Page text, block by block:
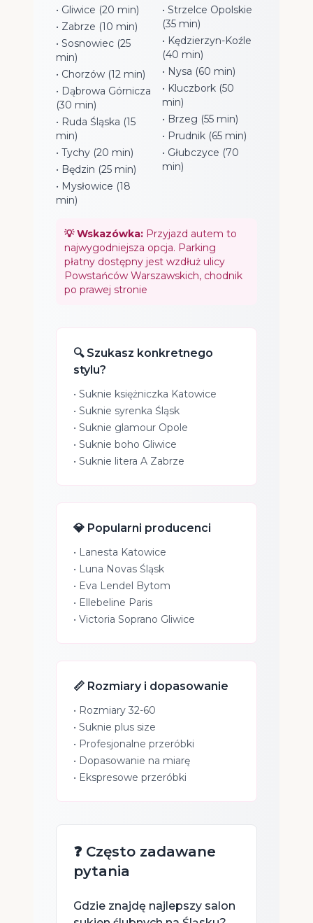
• Gliwice (20 min)
• Zabrze (10 min)
• Sosnowiec (25
min)
• Chorzów (12 min)
• Dąbrowa Górnicza
(30 min)
• Ruda Śląska (15
min)
• Tychy (20 min)
• Będzin (25 min)
• Mysłowice (18
min)
• Strzelce Opolskie
(35 min)
• Kędzierzyn-Koźle
(40 min)
• Nysa (60 min)
• Kluczbork (50
min)
• Brzeg (55 min)
• Prudnik (65 min)
• Głubczyce (70
min)
💡 Wskazówka: Przyjazd autem to
najwygodniejsza opcja. Parking
płatny dostępny jest wzdłuż ulicy
Powstańców Warszawskich, chodnik
po prawej stronie
🔍 Szukasz konkretnego
stylu?
• Suknie księżniczka Katowice
• Suknie syrenka Śląsk
• Suknie glamour Opole
• Suknie boho Gliwice
• Suknie litera A Zabrze
💎 Popularni producenci
• Lanesta Katowice
• Luna Novas Śląsk
• Eva Lendel Bytom
• Ellebeline Paris
• Victoria Soprano Gliwice
📏 Rozmiary i dopasowanie
• Rozmiary 32-60
• Suknie plus size
• Profesjonalne przeróbki
• Dopasowanie na miarę
• Ekspresowe przeróbki
❓ Często zadawane
pytania
Gdzie znajdę najlepszy salon